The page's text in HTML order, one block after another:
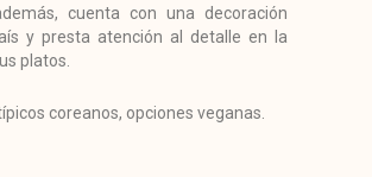
cuenta con una decoración
y presta atención al detalle en la
platos.
coreanos, opciones veganas.